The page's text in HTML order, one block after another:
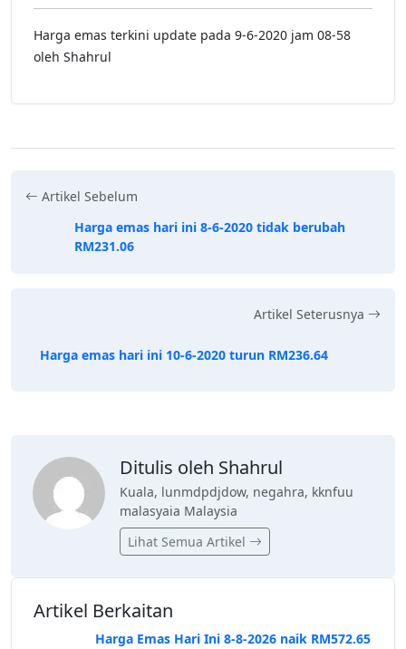
Harga emas terkini update pada 9-6-2020 jam 08-58
oleh Shahrul
Artikel Sebelum
Harga emas hari ini 8-6-2020 tidak berubah
RM231.06
Artikel Seterusnya
Harga emas hari ini 10-6-2020 turun RM236.64
Ditulis oleh Shahrul
Kuala, lunmdpdjdow, negahra, kknfuu
malasyaia Malaysia
Lihat Semua Artikel
Artikel Berkaitan
Harga Emas Hari Ini 8-8-2026 naik RM572.65